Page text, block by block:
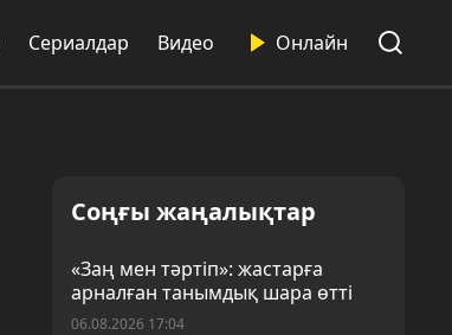
Сериалдар Видео Онлайн
Соңғы жаңалықтар
«Заң мен тәртіп»: жастарға
арналған танымдық шара өтті
06.08.2026 17:04